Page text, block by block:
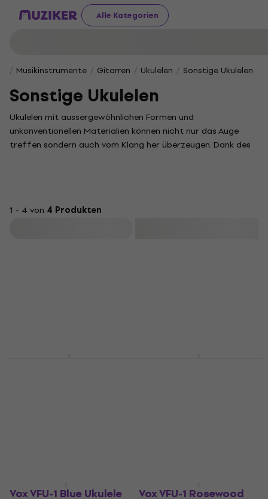
Alle Kategorien
Musikinstrumente Gitarren Ukulelen Sonstige Ukulelen
Sonstige Ukulelen
Ukulelen mit aussergewöhnlichen Formen und
unkonventionellen Materialien können nicht nur das Auge
treffen sondern auch vom Klang her überzeugen. Dank des
1 - 4 von 4 Produkten
Vox VFU-1 Blue Ukulele Vox VFU-1 Rosewood